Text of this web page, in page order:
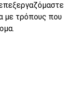
με τρόπους που